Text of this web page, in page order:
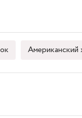
Американский